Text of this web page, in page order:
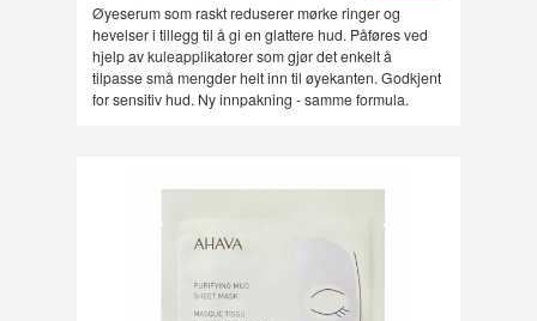
Øyeserum som raskt reduserer mørke ringer og
hevelser i tillegg til å gi en glattere hud. Påføres ved
hjelp av kuleapplikatorer som gjør det enkelt å
tilpasse små mengder helt inn til øyekanten. Godkjent
for sensitiv hud. Ny innpakning - samme formula.